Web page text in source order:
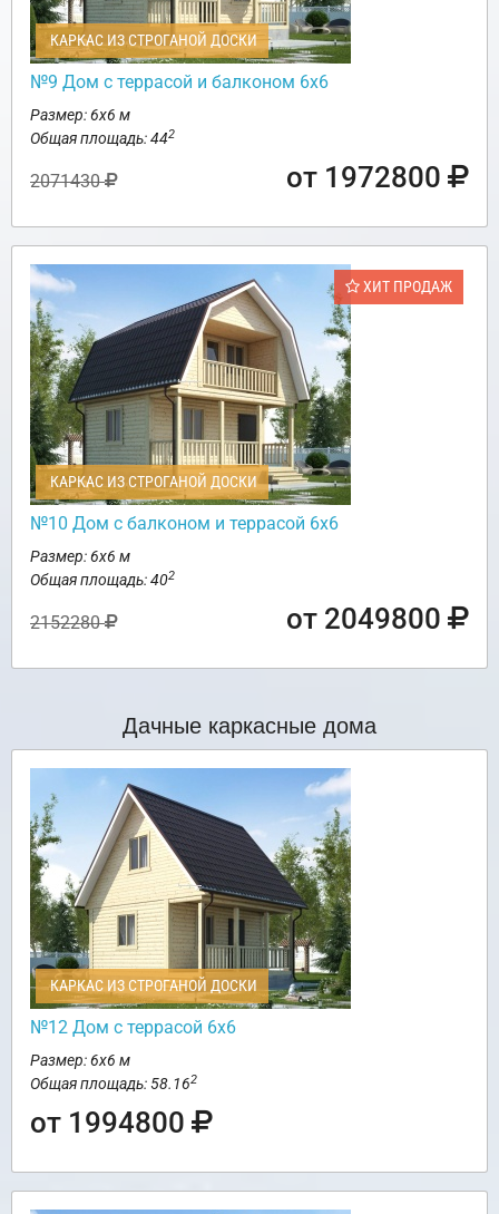
КАРКАС ИЗ СТРОГАНОЙ ДОСКИ
№9 Дом с террасой и балконом 6х6
Размер: 6х6 м
Общая площадь: 442
2071430 от 1972800
ХИТ ПРОДАЖ
КАРКАС ИЗ СТРОГАНОЙ ДОСКИ
№10 Дом с балконом и террасой 6х6
Размер: 6х6 м
Общая площадь: 402
2152280 от 2049800
Дачные каркасные дома
КАРКАС ИЗ СТРОГАНОЙ ДОСКИ
№12 Дом с террасой 6х6
Размер: 6х6 м
Общая площадь: 58.162
от 1994800